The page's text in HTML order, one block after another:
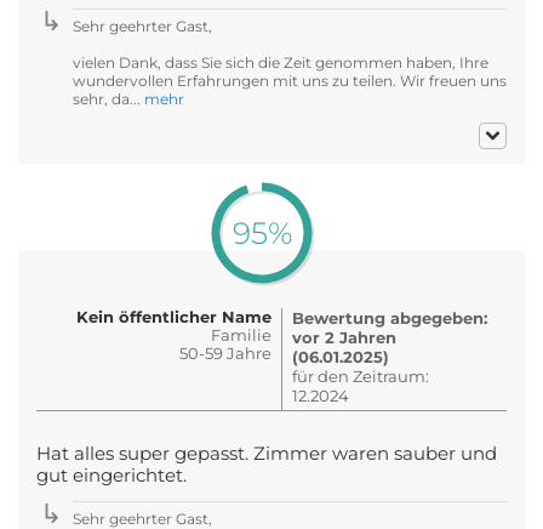
Sehr geehrter Gast,
vielen Dank, dass Sie sich die Zeit genommen haben, Ihre
wundervollen Erfahrungen mit uns zu teilen. Wir freuen uns
sehr, da... mehr
95%
Kein öffentlicher Name
Familie
50-59 Jahre
Bewertung abgegeben:
vor 2 Jahren
(06.01.2025)
für den Zeitraum:
12.2024
Hat alles super gepasst. Zimmer waren sauber und
gut eingerichtet.
Sehr geehrter Gast,